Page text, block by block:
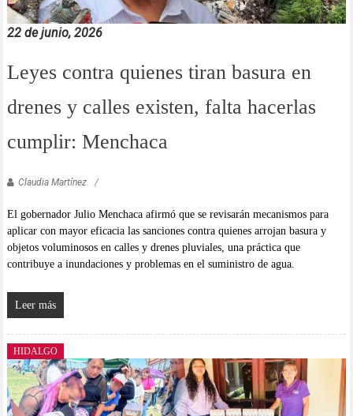
22 de junio, 2026
Leyes contra quienes tiran basura en
drenes y calles existen, falta hacerlas
cumplir: Menchaca
Claudia Martínez
El gobernador Julio Menchaca afirmó que se revisarán mecanismos para
aplicar con mayor eficacia las sanciones contra quienes arrojan basura y
objetos voluminosos en calles y drenes pluviales, una práctica que
contribuye a inundaciones y problemas en el suministro de agua.
Leer más
HIDALGO